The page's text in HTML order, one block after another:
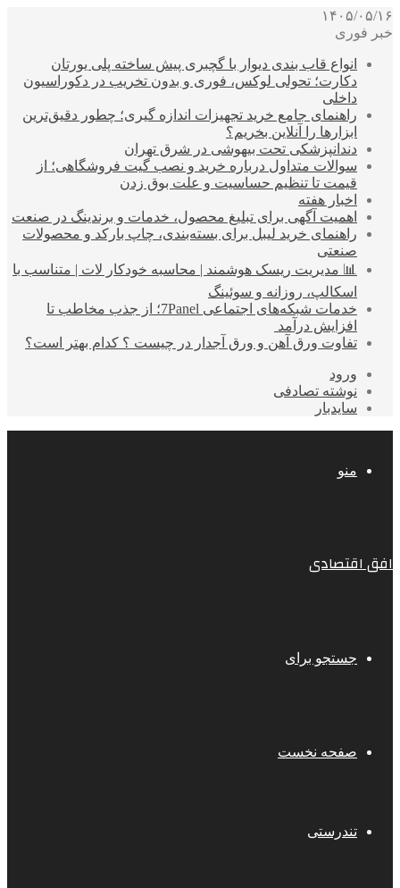
۱۴۰۵/۰۵/۱۶
خبر فوری
انواع قاب بندی دیوار با گچبری پیش ساخته پلی یورتان
دکارت؛ تحولی لوکس، فوری و بدون تخریب در دکوراسیون
داخلی
راهنمای جامع خرید تجهیزات اندازه گیری؛ چطور دقیق‌ترین
ابزارها را آنلاین بخریم؟
دندانپزشکی تحت بیهوشی در شرق تهران
سوالات متداول درباره خرید و نصب گیت فروشگاهی؛ از
قیمت تا تنظیم حساسیت و علت بوق زدن
اخبار هفته
اهمیت آگهی برای تبلیغ محصول، خدمات و برندینگ در صنعت
راهنمای خرید لیبل برای بسته‌بندی، چاپ بارکد و محصولات
صنعتی
📊 مدیریت ریسک هوشمند | محاسبه خودکار لات | متناسب با
اسکالپ، روزانه و سوئینگ
خدمات شبکه‌های اجتماعی 7Panel؛ از جذب مخاطب تا
افزایش درآمد
تفاوت ورق آهن و ورق آجدار در چیست ؟ کدام بهتر است؟
ورود
نوشته تصادفی
سایدبار
منو
افق اقتصادی
جستجو برای
صفحه نخست
تندرستی